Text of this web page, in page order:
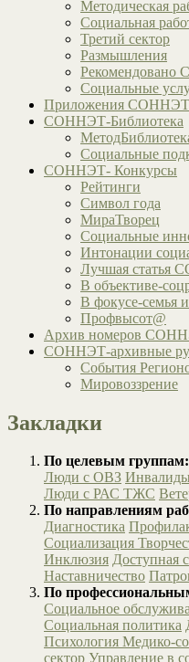
Методическая
Социальная
Третий сектор
Размышления
Социальные
Приложения СОННЭТ
СОННЭТ-Библиотека
Социальные
СОННЭТ- Конкурсы
Рейтинги
Символ года
МираТворец
Социальные
Интонации
Лучшая статья
В объективе-
В фокусе-семья
Профвысот@
Архив номеров
СОННЭТ-архивные
События
Мировоззрение
Закладки
По целевым группам:
Люди с ОВЗ Инвалиды
Люди с РАС ТЖС
По направлениям
Диагностика
Социализация
Инклюзия Доступная
Наставничество
По
Социальное
Социальная политика
Психология Медико-
сектор Управление в